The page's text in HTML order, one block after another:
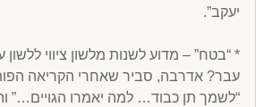
יעקב”.
* “בטח” – מדוע לשנות מלשון ציווי
עבר? אדרבה, סביר שאחרי הקריאה
“לשמך תן כבוד… למה יאמרו הגויים…”